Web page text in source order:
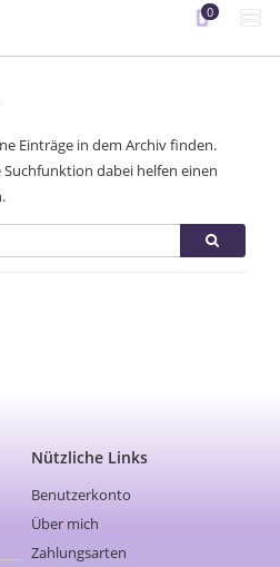
0
Einträge in dem Archiv finden.
dabei helfen einen
Nützliche Links
Benutzerkonto
Über mich
Zahlungsarten